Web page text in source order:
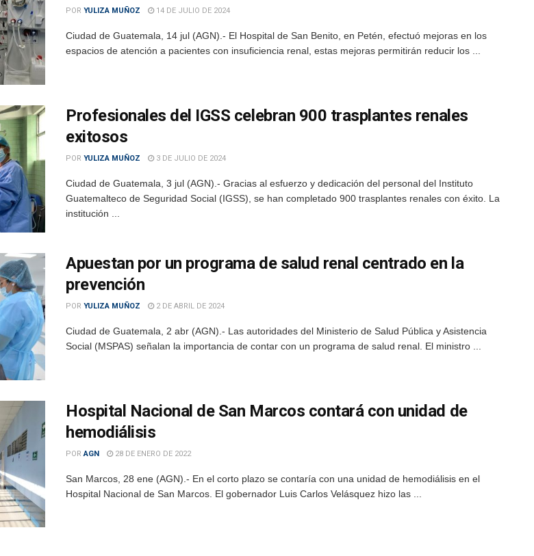
POR YULIZA MUÑOZ 14 DE JULIO DE 2024
Ciudad de Guatemala, 14 jul (AGN).- El Hospital de San Benito, en Petén, efectuó mejoras en los
espacios de atención a pacientes con insuficiencia renal, estas mejoras permitirán reducir los ...
Profesionales del IGSS celebran 900 trasplantes renales
exitosos
POR YULIZA MUÑOZ 3 DE JULIO DE 2024
Ciudad de Guatemala, 3 jul (AGN).- Gracias al esfuerzo y dedicación del personal del Instituto
Guatemalteco de Seguridad Social (IGSS), se han completado 900 trasplantes renales con éxito. La
institución ...
Apuestan por un programa de salud renal centrado en la
prevención
POR YULIZA MUÑOZ 2 DE ABRIL DE 2024
Ciudad de Guatemala, 2 abr (AGN).- Las autoridades del Ministerio de Salud Pública y Asistencia
Social (MSPAS) señalan la importancia de contar con un programa de salud renal. El ministro ...
Hospital Nacional de San Marcos contará con unidad de
hemodiálisis
POR AGN 28 DE ENERO DE 2022
San Marcos, 28 ene (AGN).- En el corto plazo se contaría con una unidad de hemodiálisis en el
Hospital Nacional de San Marcos. El gobernador Luis Carlos Velásquez hizo las ...